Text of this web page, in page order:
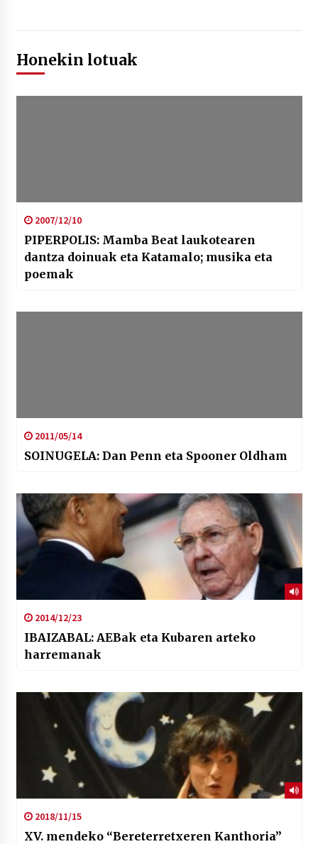
Honekin lotuak
2007/12/10
PIPERPOLIS: Mamba Beat laukotearen
dantza doinuak eta Katamalo; musika eta
poemak
2011/05/14
SOINUGELA: Dan Penn eta Spooner Oldham
2014/12/23
IBAIZABAL: AEBak eta Kubaren arteko
harremanak
2018/11/15
XV. mendeko “Bereterretxeren Kanthoria”